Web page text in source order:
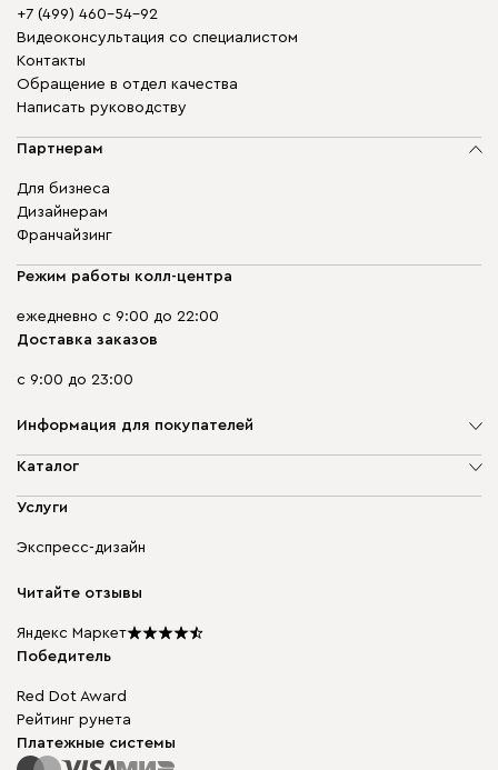
+7 (499) 460-54-92
Видеоконсультация со специалистом
Контакты
Обращение в отдел качества
Написать руководству
Партнерам
Для бизнеса
Дизайнерам
Франчайзинг
Режим работы колл-центра
ежедневно с 9:00 до 22:00
Доставка заказов
с 9:00 до 23:00
Информация для покупателей
О компании
Доставка и оплата
диван.клуб
Подарочные сертификаты
Мы в прессе
Каталог
Мягкая мебель
Бескаркасная мебель
Столы и стулья
Услуги
Экспресс-дизайн
Читайте отзывы
Яндекс Маркет
Победитель
Red Dot Award
Рейтинг рунета
Платежные системы